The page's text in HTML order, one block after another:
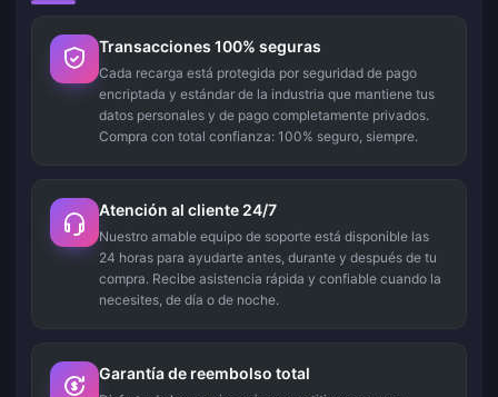
Transacciones 100% seguras
Cada recarga está protegida por seguridad de pago
encriptada y estándar de la industria que mantiene tus
datos personales y de pago completamente privados.
Compra con total confianza: 100% seguro, siempre.
Atención al cliente 24/7
Nuestro amable equipo de soporte está disponible las
24 horas para ayudarte antes, durante y después de tu
compra. Recibe asistencia rápida y confiable cuando la
necesites, de día o de noche.
Garantía de reembolso total